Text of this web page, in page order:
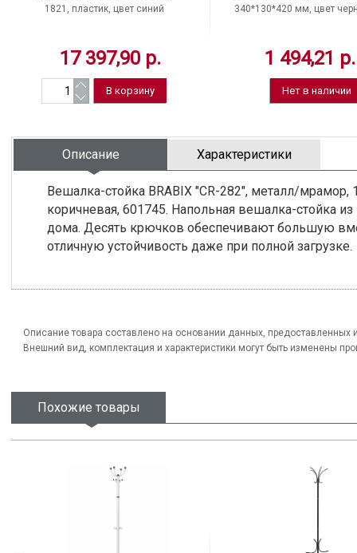
1821, пластик, цвет синий
17 397,90 р.
340*130*420 мм, цвет
1 494,21 р.
Нет в наличии
Описание Характеристики
Вешалка-стойка BRABIX "CR-282", металл/
коричневая, 601745. Напольная вешалка-стойка
дома. Десять крючков обеспечивают большую
отличную устойчивость даже при полной загрузке.
Описание товара составлено на основании данных, предоставленных
Внешний вид, комплектация и характеристики могут быть изменены
Похожие товары